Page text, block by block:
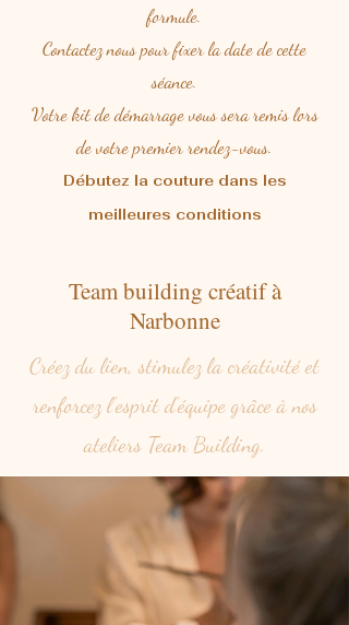
formule.
Contactez nous pour fixer la date de cette
séance.
Votre kit de démarrage vous sera remis lors
de votre premier rendez-vous.
Débutez la couture dans les
meilleures conditions
Team building créatif à
Narbonne
Créez du lien, stimulez la créativité et
renforcez l'esprit d'équipe grâce à nos
ateliers Team Building.